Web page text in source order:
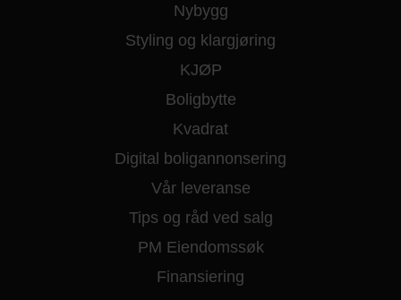
Nybygg
Styling og klargjøring
KJØP
Boligbytte
Kvadrat
Digital boligannonsering
Vår leveranse
Tips og råd ved salg
PM Eiendomssøk
Finansiering